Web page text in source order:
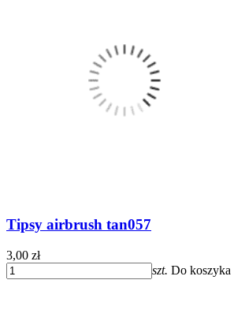
Tipsy airbrush tan057
3,00 zł
szt. Do koszyka